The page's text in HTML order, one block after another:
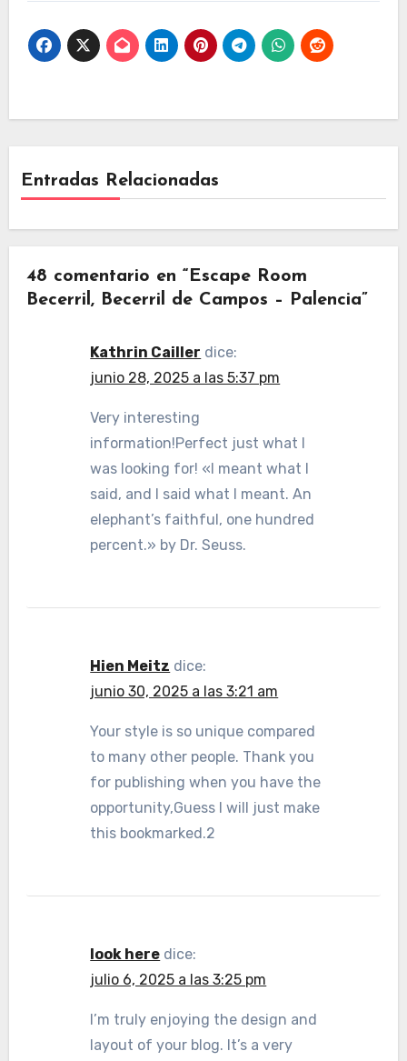
Entradas Relacionadas
48 comentario en “Escape Room
Becerril, Becerril de Campos – Palencia”
Kathrin Cailler dice:
junio 28, 2025 a las 5:37 pm
Very interesting
information!Perfect just what I
was looking for! «I meant what I
said, and I said what I meant. An
elephant’s faithful, one hundred
percent.» by Dr. Seuss.
Hien Meitz dice:
junio 30, 2025 a las 3:21 am
Your style is so unique compared
to many other people. Thank you
for publishing when you have the
opportunity,Guess I will just make
this bookmarked.2
look here dice:
julio 6, 2025 a las 3:25 pm
I’m truly enjoying the design and
layout of your blog. It’s a very